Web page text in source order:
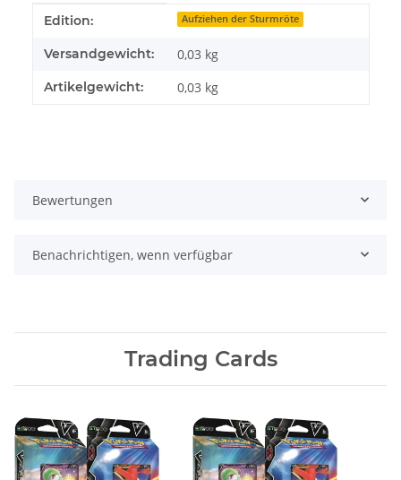
Produkteigenschaft
Wert
Edition: Aufziehen der Sturmröte
Versandgewicht: 0,03 kg
Artikelgewicht: 0,03 kg
Bewertungen
Benachrichtigen, wenn verfügbar
Trading Cards